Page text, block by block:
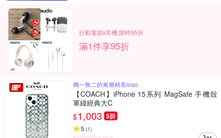
行動電源x耳機 限時95折
滿1件享95折
獨一無二的漸層精美logo
【COACH】iPhone 15系列 MagSafe 手機殼
軍綠經典大C
$1,003 5折
5 (1)